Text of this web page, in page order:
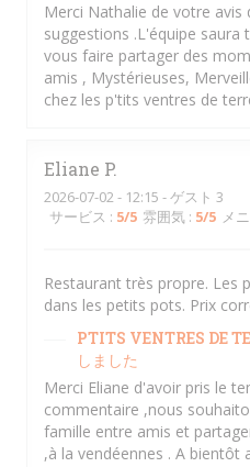
Merci Nathalie de votre
suggestions .L'équipe
vous faire partager des
amis , Mystérieuses,
chez les p'tits ventres de
Eliane P
2026-07-02 - 12:15 - ゲスト 3
サービス : 5/5 雰囲気 : 5/5 メ
Restaurant très propre. Les
dans les petits pots. Prix
PTITS VENTRES DE
しました
Merci Eliane d'avoir pris le
commentaire ,nous
famille entre amis et
,à la vendéennes . A bientôt